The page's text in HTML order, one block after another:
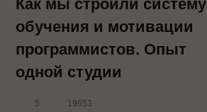
Как мы строили систему
обучения и мотивации
программистов. Опыт
одной студии
5 19653